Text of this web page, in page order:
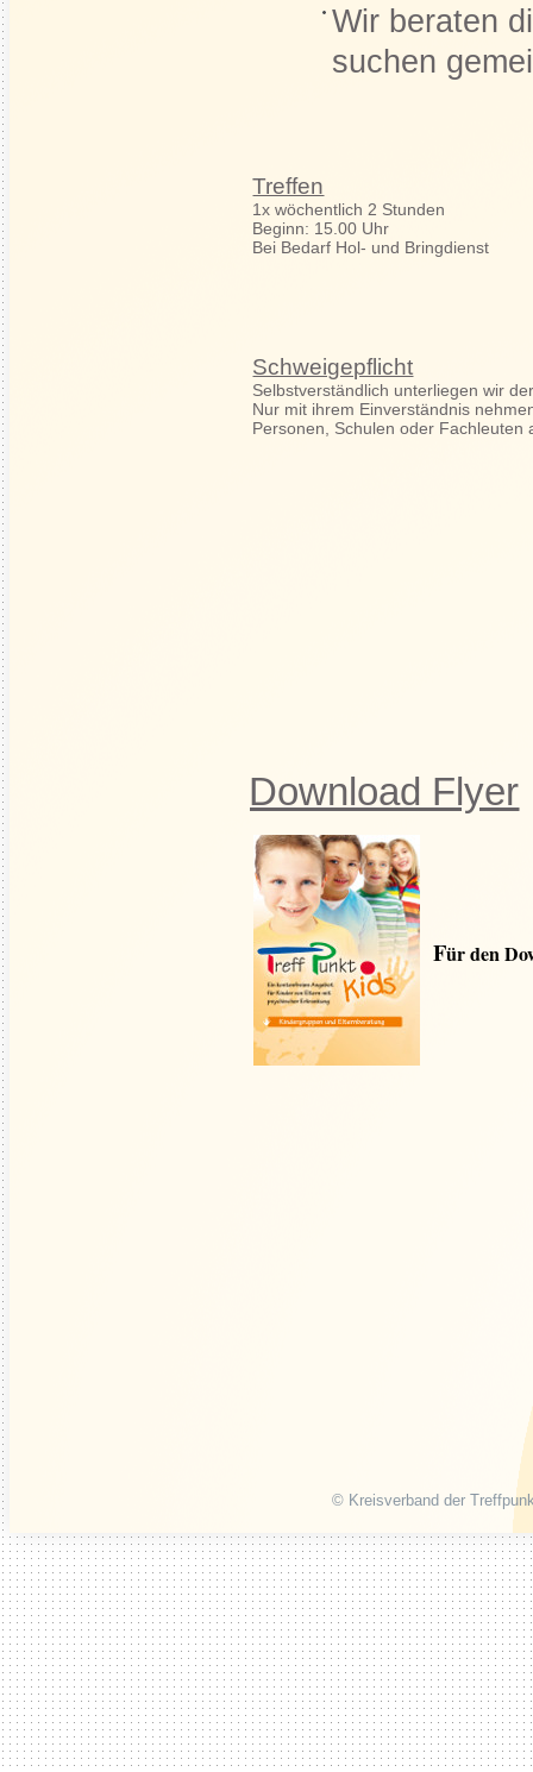
Wir beraten
suchen
Treffen
1x wöchentlich 2 Stunden
Beginn: 15.00 Uhr
Bei Bedarf Hol- und Bringdienst
Schweigepflicht
Selbstverständlich unterliegen wir
Nur mit ihrem Einverständnis
Personen, Schulen oder Fachleuten
Download Flyer
Für den
© Kreisverband der